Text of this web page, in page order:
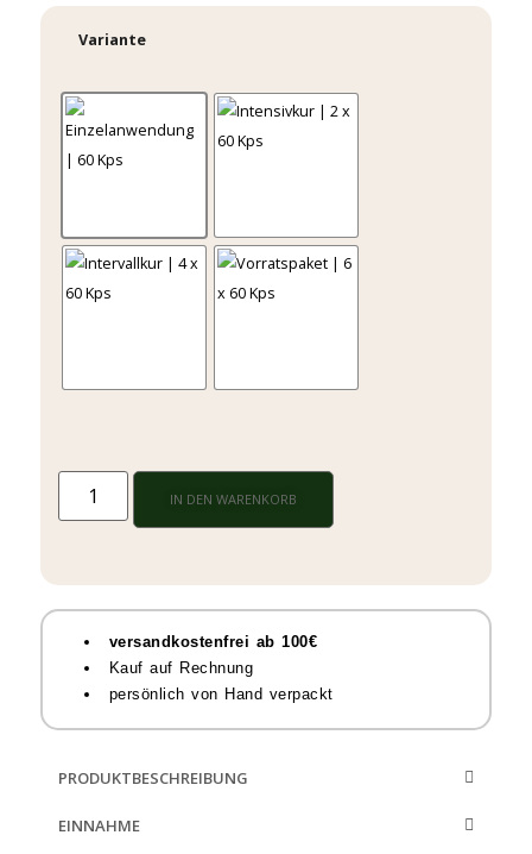
Variante
IN DEN WARENKORB
versandkostenfrei ab 100€
Kauf auf Rechnung
persönlich von Hand verpackt
PRODUKTBESCHREIBUNG
EINNAHME